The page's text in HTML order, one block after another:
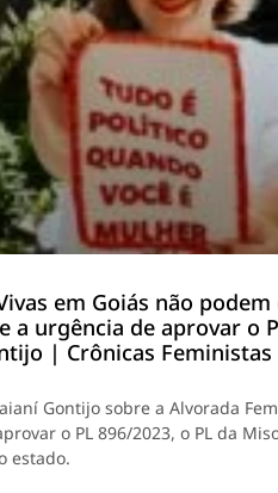
em Goiás não
a urgência de aprovar o
| Crônicas Feministas
Gontijo sobre a Alvorada
o PL 896/2023, o PL da
estado.